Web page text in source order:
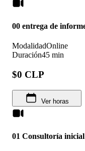
00 entrega de
ModalidadOnline
Duración45 min
$0 CLP
Ver horas
01 Consultoría inicial